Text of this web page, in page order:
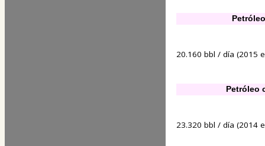
20.160 bbl / día (2015
Petróleo
23.320 bbl / día (2014